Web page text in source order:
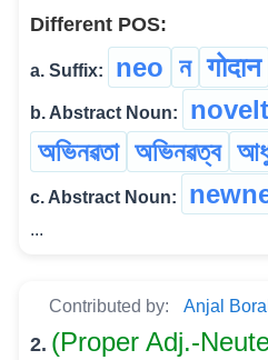
Different POS:
a. Suffix: neo ন गोदान
b. Abstract Noun:
অভিনৱতা অভিনৱত্ব
c. Abstract Noun:
...
Contributed by: Anjal
2. (Proper Adj.-